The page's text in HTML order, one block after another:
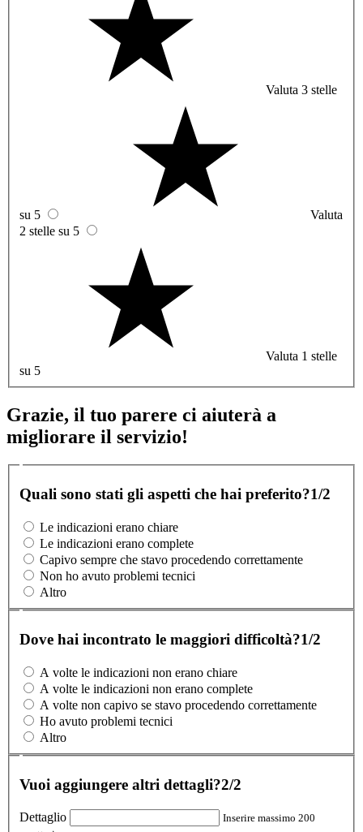
Valuta 3 stelle
su 5
Valuta
2 stelle su 5
Valuta 1 stelle
su 5
Grazie, il tuo parere ci aiuterà a
migliorare il servizio!
Quali sono stati gli aspetti che hai preferito?1/2
Le indicazioni erano chiare
Le indicazioni erano complete
Capivo sempre che stavo procedendo correttamente
Non ho avuto problemi tecnici
Altro
Dove hai incontrato le maggiori difficoltà?1/2
A volte le indicazioni non erano chiare
A volte le indicazioni non erano complete
A volte non capivo se stavo procedendo correttamente
Ho avuto problemi tecnici
Altro
Vuoi aggiungere altri dettagli?2/2
Dettaglio
Inserire massimo 200